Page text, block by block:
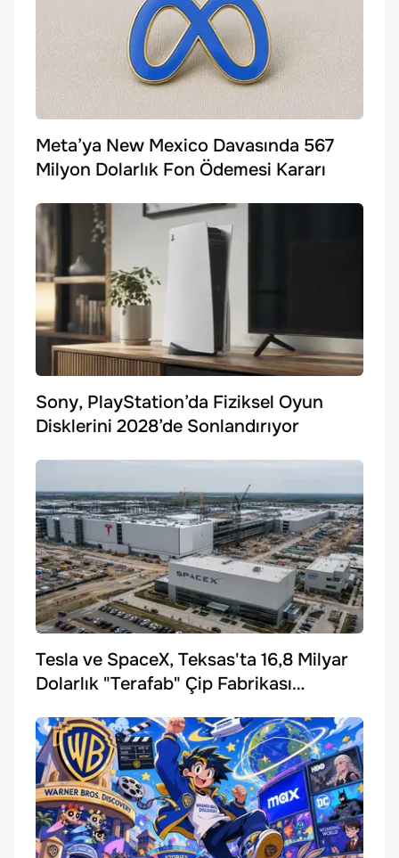
Meta’ya New Mexico Davasında 567
Milyon Dolarlık Fon Ödemesi Kararı
Sony, PlayStation’da Fiziksel Oyun
Disklerini 2028’de Sonlandırıyor
Tesla ve SpaceX, Teksas'ta 16,8 Milyar
Dolarlık "Terafab" Çip Fabrikası